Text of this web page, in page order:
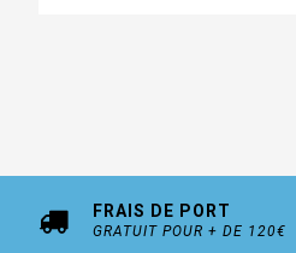
FRAIS DE PORT
GRATUIT POUR + DE 120€